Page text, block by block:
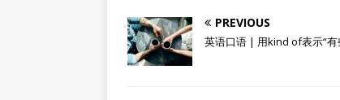
PREVIOUS
英语口语 | 用kind of表示“有